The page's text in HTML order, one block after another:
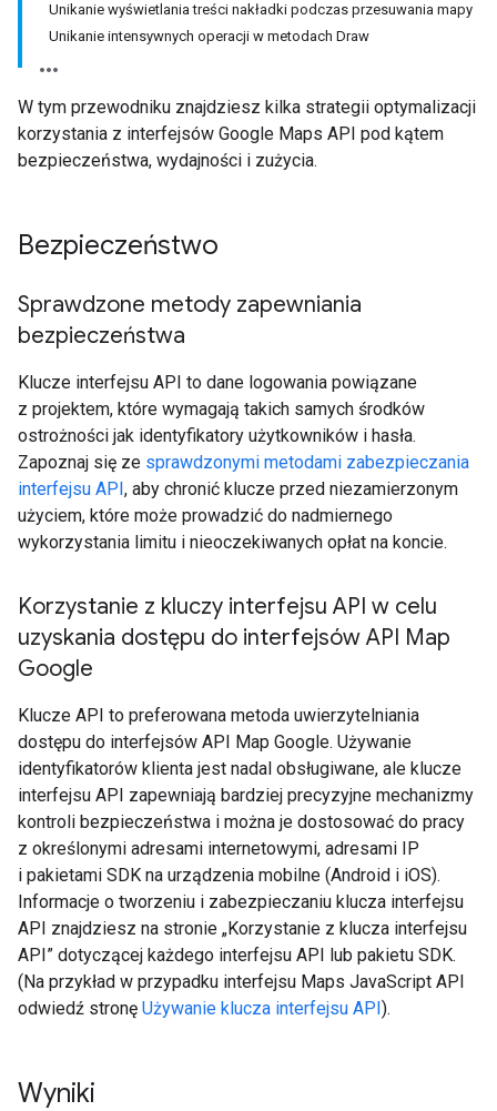
Unikanie wyświetlania treści nakładki podczas przesuwania mapy
Unikanie intensywnych operacji w metodach Draw
W tym przewodniku znajdziesz kilka strategii optymalizacji
korzystania z interfejsów Google Maps API pod kątem
bezpieczeństwa, wydajności i zużycia.
Bezpieczeństwo
Sprawdzone metody zapewniania
bezpieczeństwa
Klucze interfejsu API to dane logowania powiązane
z projektem, które wymagają takich samych środków
ostrożności jak identyfikatory użytkowników i hasła.
Zapoznaj się ze sprawdzonymi metodami zabezpieczania
interfejsu API, aby chronić klucze przed niezamierzonym
użyciem, które może prowadzić do nadmiernego
wykorzystania limitu i nieoczekiwanych opłat na koncie.
Korzystanie z kluczy interfejsu API w celu
uzyskania dostępu do interfejsów API Map
Google
Klucze API to preferowana metoda uwierzytelniania
dostępu do interfejsów API Map Google. Używanie
identyfikatorów klienta jest nadal obsługiwane, ale klucze
interfejsu API zapewniają bardziej precyzyjne mechanizmy
kontroli bezpieczeństwa i można je dostosować do pracy
z określonymi adresami internetowymi, adresami IP
i pakietami SDK na urządzenia mobilne (Android i iOS).
Informacje o tworzeniu i zabezpieczaniu klucza interfejsu
API znajdziesz na stronie „Korzystanie z klucza interfejsu
API” dotyczącej każdego interfejsu API lub pakietu SDK.
(Na przykład w przypadku interfejsu Maps JavaScript API
odwiedź stronę Używanie klucza interfejsu API).
Wyniki